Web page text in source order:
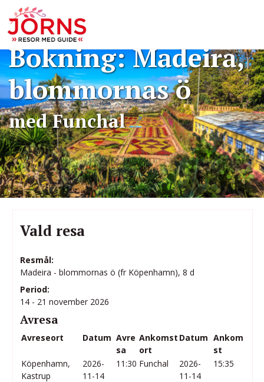
Bokning: Madeira,
blommornas ö
med Funchal
Vald resa
Resmål:
Madeira - blommornas ö (fr Köpenhamn), 8 d
Period:
14 - 21 november 2026
Avresa
Avreseort Datum Avre
sa
Ankomst
ort
Datum Ankom
st
Köpenhamn,
Kastrup
2026-
11-14
11:30 Funchal
2026-
11-14
15:35